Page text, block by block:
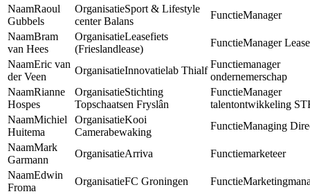
Raoul
Gubbels
Sport & Lifestyle
center Balans
Manager
Bram
van Hees
Leasefiets
(Frieslandlease)
Manager
Eric van
der Veen
Innovatielab Thialf
manager
ondernemerschap
Rianne
Hospes
Stichting
Topschaatsen Fryslân
Manager
talentontwikkeling
Michiel
Huitema
Kooi
Camerabewaking
Managing
Mark
Garmann
Arriva
marketeer
Edwin
Froma
FC Groningen